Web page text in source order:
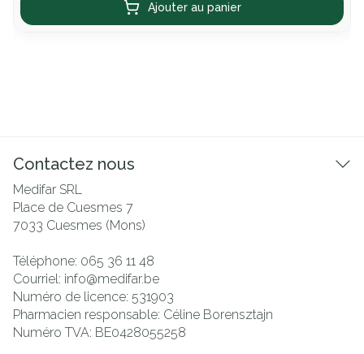
Ajouter au panier
Contactez nous
Medifar SRL
Place de Cuesmes 7
7033 Cuesmes (Mons)
Téléphone: 065 36 11 48
Courriel: info@medifar.be
Numéro de licence: 531903
Pharmacien responsable: Céline Borensztajn
Numéro TVA: BE0428055258